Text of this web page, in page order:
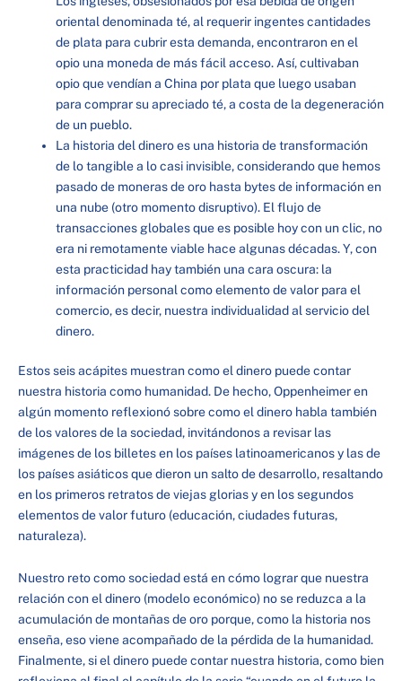
oriental denominada té, al requerir ingentes cantidades
de plata para cubrir esta demanda, encontraron en el
opio una moneda de más fácil acceso. Así, cultivaban
opio que vendían a China por plata que luego usaban
para comprar su apreciado té, a costa de la degeneración
de un pueblo.
La historia del dinero es una historia de transformación
de lo tangible a lo casi invisible, considerando que hemos
pasado de moneras de oro hasta bytes de información en
una nube (otro momento disruptivo). El flujo de
transacciones globales que es posible hoy con un clic, no
era ni remotamente viable hace algunas décadas. Y, con
esta practicidad hay también una cara oscura: la
información personal como elemento de valor para el
comercio, es decir, nuestra individualidad al servicio del
dinero.
Estos seis acápites muestran como el dinero puede contar
nuestra historia como humanidad. De hecho, Oppenheimer en
algún momento reflexionó sobre como el dinero habla también
de los valores de la sociedad, invitándonos a revisar las
imágenes de los billetes en los países latinoamericanos y las de
los países asiáticos que dieron un salto de desarrollo, resaltando
en los primeros retratos de viejas glorias y en los segundos
elementos de valor futuro (educación, ciudades futuras,
naturaleza).
Nuestro reto como sociedad está en cómo lograr que nuestra
relación con el dinero (modelo económico) no se reduzca a la
acumulación de montañas de oro porque, como la historia nos
enseña, eso viene acompañado de la pérdida de la humanidad.
Finalmente, si el dinero puede contar nuestra historia, como bien